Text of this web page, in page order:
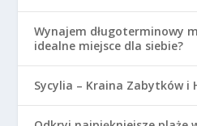
Wynajem długoterminowy
idealne miejsce dla siebie?
Sycylia – Kraina Zabytków i